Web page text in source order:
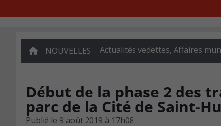
NOUVELLES Actualités vedettes, Affaires
Début de la phase 2 des
parc de la Cité de Saint-
Publié le 9 août 2019 à 17h08